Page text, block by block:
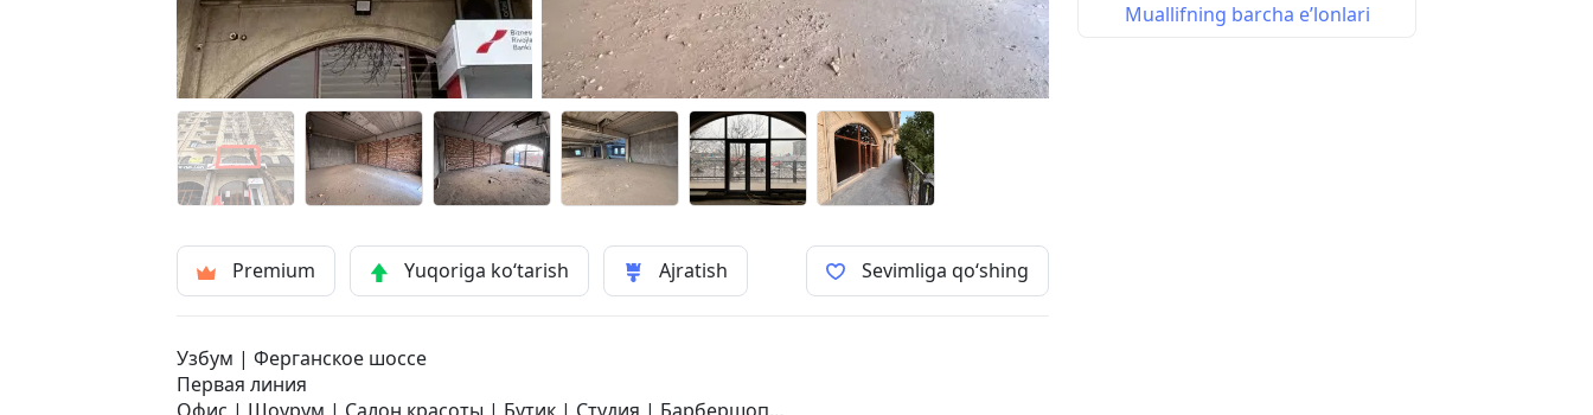
Premium Yuqoriga ko‘tarish Ajratish Sevimliga qo‘shing
Узбум | Ферганское шоссе
Первая линия
Muallifning barcha eʼlonlari